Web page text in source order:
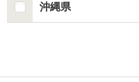
沖縄県